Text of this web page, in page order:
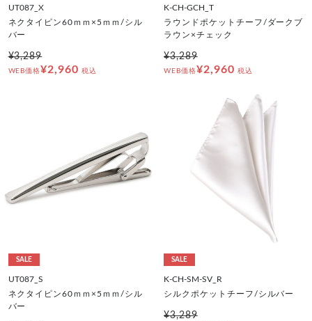
UT087_X
ネクタイピン60ｍｍ×5ｍｍ/シル
バー
¥3,289
WEB価格¥2,960 税込
K-CH-GCH_T
ラウンドポケットチーフ/ダークブ
ラウン×チェック
¥3,289
WEB価格¥2,960 税込
SALE
UT087_S
ネクタイピン60ｍｍ×5ｍｍ/シル
バー
SALE
K-CH-SM-SV_R
シルクポケットチーフ/シルバー
¥3,289